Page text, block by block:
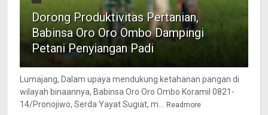
Dorong Produktivitas Pertanian,
Babinsa Oro Oro Ombo Dampingi
Petani Penyiangan Padi
Lumajang, Dalam upaya mendukung ketahanan pangan di
wilayah binaannya, Babinsa Oro Oro Ombo Koramil 0821-
14/Pronojiwo, Serda Yayat Sugiat, m...
Readmore